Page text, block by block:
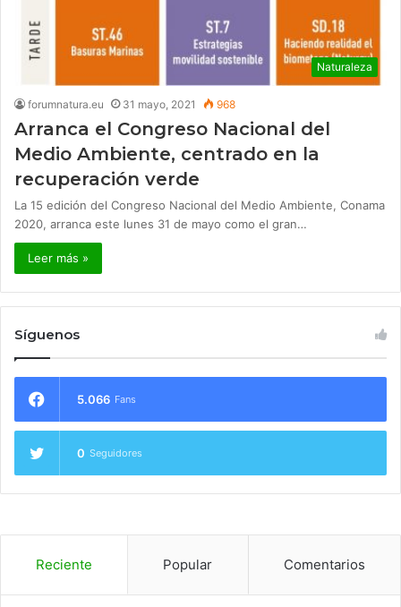
Naturaleza
forumnatura.eu 31 mayo, 2021 968
Arranca el Congreso Nacional del
Medio Ambiente, centrado en la
recuperación verde
La 15 edición del Congreso Nacional del Medio Ambiente, Conama
2020, arranca este lunes 31 de mayo como el gran…
Leer más »
Síguenos
5.066 Fans
0 Seguidores
Reciente Popular Comentarios